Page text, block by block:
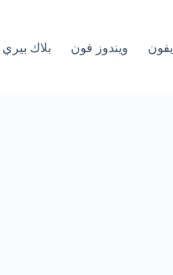
ايفون ويندوز فون بلاك بيري